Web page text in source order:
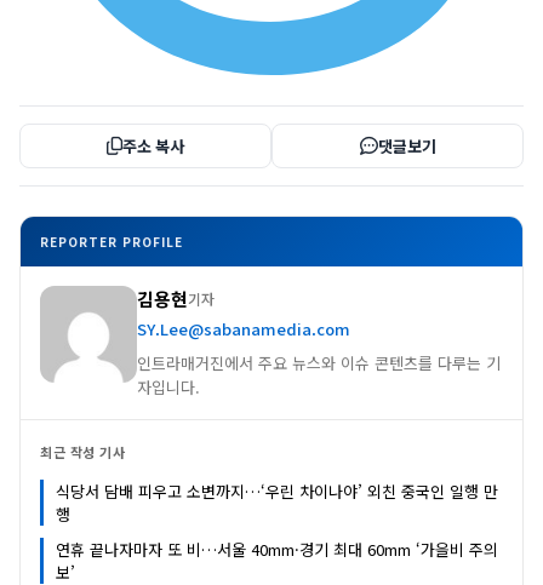
주소 복사 댓글보기
REPORTER PROFILE
김용현기자
SY.Lee@sabanamedia.com
인트라매거진에서 주요 뉴스와 이슈 콘텐츠를 다루는 기
자입니다.
최근 작성 기사
식당서 담배 피우고 소변까지…‘우린 차이나야’ 외친 중국인 일행 만
행
연휴 끝나자마자 또 비…서울 40mm·경기 최대 60mm ‘가을비 주의
보’